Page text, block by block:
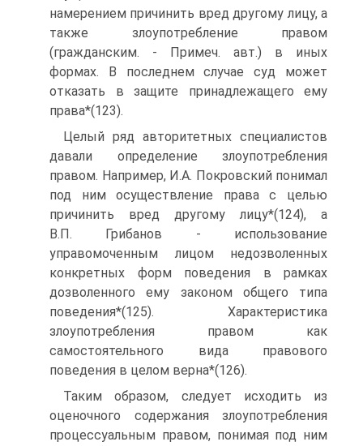
намерением причинить вред другому лицу, а
также злоупотребление правом
(гражданским. - Примеч. авт.) в иных
формах. В последнем случае суд может
отказать в защите принадлежащего ему
права*(123).
Целый ряд авторитетных специалистов
давали определение злоупотребления
правом. Например, И.А. Покровский понимал
под ним осуществление права с целью
причинить вред другому лицу*(124), а
В.П. Грибанов - использование
управомоченным лицом недозволенных
конкретных форм поведения в рамках
дозволенного ему законом общего типа
поведения*(125). Характеристика
злоупотребления правом как
самостоятельного вида правового
поведения в целом верна*(126).
Таким образом, следует исходить из
оценочного содержания злоупотребления
процессуальным правом, понимая под ним